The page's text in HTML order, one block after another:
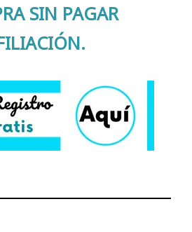
SIN PAGAR